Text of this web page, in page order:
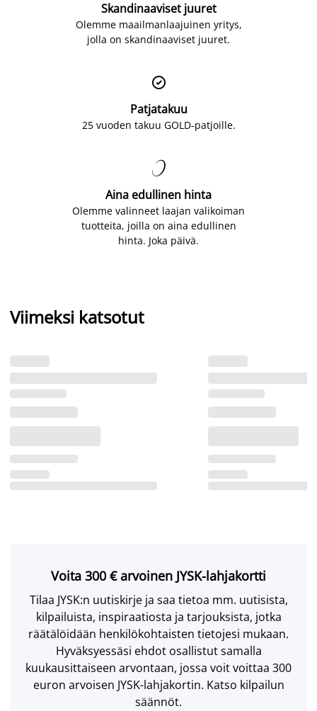
Skandinaaviset juuret
Olemme maailmanlaajuinen yritys,
jolla on skandinaaviset juuret.

Patjatakuu
25 vuoden takuu GOLD-patjoille.

Aina edullinen hinta
Olemme valinneet laajan valikoiman
tuotteita, joilla on aina edullinen
hinta. Joka päivä.
Viimeksi katsotut
Voita 300 € arvoinen JYSK-lahjakortti
Tilaa JYSK:n uutiskirje ja saa tietoa mm. uutisista,
kilpailuista, inspiraatiosta ja tarjouksista, jotka
räätälöidään henkilökohtaisten tietojesi mukaan.
Hyväksyessäsi ehdot osallistut samalla
kuukausittaiseen arvontaan, jossa voit voittaa 300
euron arvoisen JYSK-lahjakortin. Katso kilpailun
säännöt.